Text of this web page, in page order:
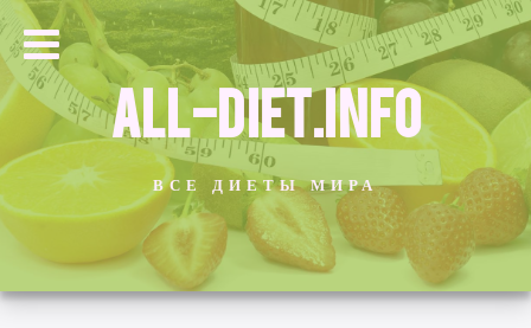
ALL-DIET.INFO
ВСЕ ДИЕТЫ МИРА